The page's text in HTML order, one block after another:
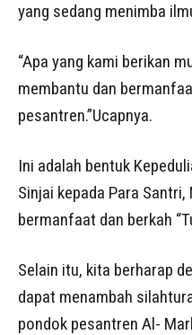
yang sedang menimba
“Apa yang kami berikan
membantu dan
pesantren.”Ucapnya.
Ini adalah bentuk
Sinjai kepada Para
bermanfaat dan berkah
Selain itu, kita berharap
dapat menambah
pondok pesantren Al-